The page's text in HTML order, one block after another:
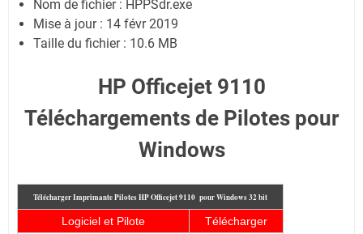
Nom de fichier : HPPSdr.exe
Mise à jour : 14 févr 2019
Taille du fichier : 10.6 MB
HP Officejet 9110
Téléchargements de Pilotes pour
Windows
Télécharger Imprimante Pilotes HP Officejet 9110 pour Windows 32 bit
Logiciel et Pilote Télécharger